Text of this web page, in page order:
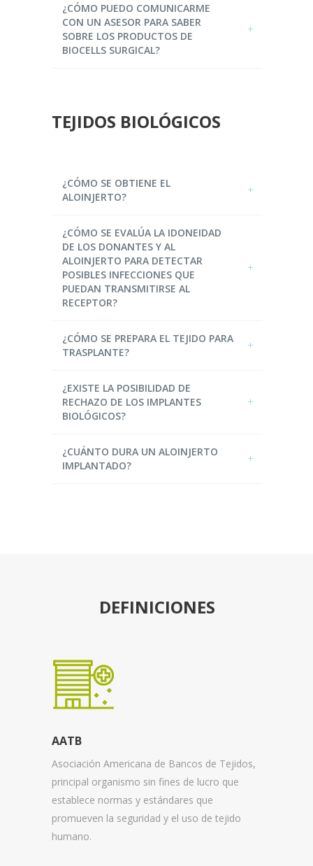
¿CÓMO PUEDO COMUNICARME
CON UN ASESOR PARA SABER
SOBRE LOS PRODUCTOS DE
BIOCELLS SURGICAL?
TEJIDOS BIOLÓGICOS
¿CÓMO SE OBTIENE EL
ALOINJERTO?
¿CÓMO SE EVALÚA LA IDONEIDAD
DE LOS DONANTES Y AL
ALOINJERTO PARA DETECTAR
POSIBLES INFECCIONES QUE
PUEDAN TRANSMITIRSE AL
RECEPTOR?
¿CÓMO SE PREPARA EL TEJIDO PARA
TRASPLANTE?
¿EXISTE LA POSIBILIDAD DE
RECHAZO DE LOS IMPLANTES
BIOLÓGICOS?
¿CUÁNTO DURA UN ALOINJERTO
IMPLANTADO?
DEFINICIONES
AATB
Asociación Americana de Bancos de Tejidos,
principal organismo sin fines de lucro que
establece normas y estándares que
promueven la seguridad y el uso de tejido
humano.